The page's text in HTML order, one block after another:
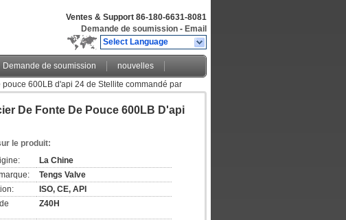
Ventes & Support 86-180-6631-8081
Demande de soumission - Email
Select Language
Demande de soumission
nouvelles
600LB d'api 24 de Stellite commandé par
De Fonte De Pouce 600LB D'api
le produit:
La Chine
Tengs Valve
ISO, CE, API
Z40H